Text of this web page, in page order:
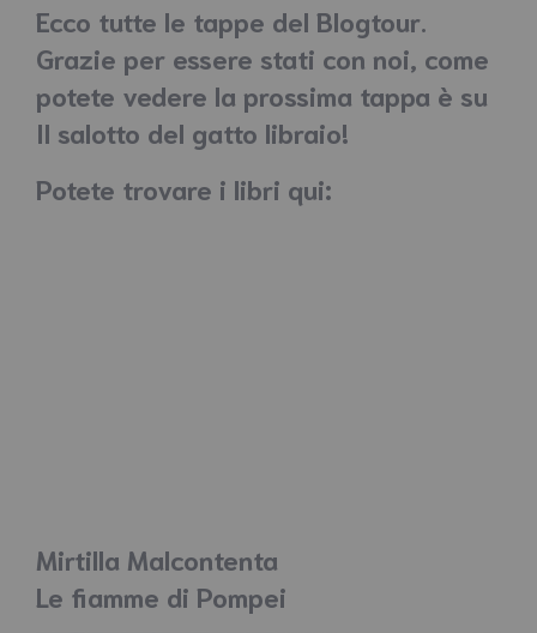
Ecco tutte le tappe del Blogtour.
Grazie per essere stati con noi, come
potete vedere la prossima tappa è su
Il salotto del gatto libraio!
Potete trovare i libri qui:
Mirtilla Malcontenta
Le fiamme di Pompei